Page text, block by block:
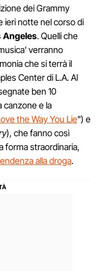
dei Grammy
ieri notte nel corso di
Angeles. Quelli che
verranno
che si terrà il
Center di L.A. Al
ben 10
canzone e la
the Way You Lie") e
), che fanno così
forma straordinaria,
alla droga.